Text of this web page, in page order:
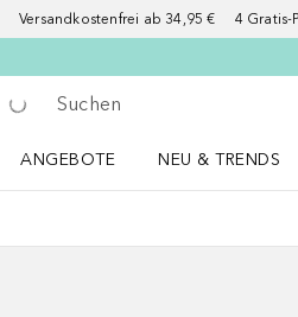
Versandkostenfrei ab 34,95 € 4 Gratis-
Gehe zurück
Suche ausführen
ANGEBOTE
NEU & TRENDS